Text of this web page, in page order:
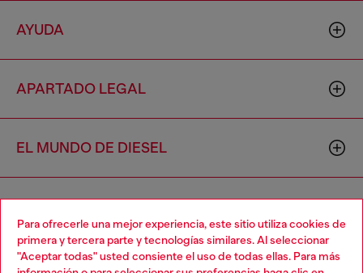
Para ofrecerle una mejor experiencia, este sitio utiliza cookies de
primera y tercera parte y tecnologías similares. Al seleccionar
"Aceptar todas" usted consiente el uso de todas ellas. Para más
AYUDA
APARTADO LEGAL
EL MUNDO DE DIESEL
Choose your location